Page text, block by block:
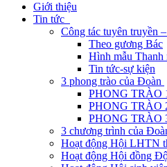
Giới thiệu
Tin tức
Công tác tuyên truyền
Theo gương Bác
Hình mẫu Thanh
Tin tức-sự kiện
3 phong trào của Đoàn
PHONG TRÀO
PHONG TRÀO
PHONG TRÀO
3 chương trình của
Hoạt động Hội LHTN
Hoạt động Hội đồng